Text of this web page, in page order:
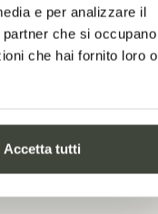
e per analizzare il
che si occupano
che hai fornito loro o
Accetta tutti